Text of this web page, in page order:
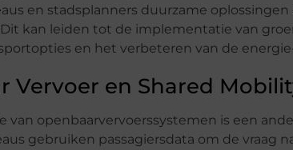
en stadsplanners duurzame
kan leiden tot de implementatie van
en het verbeteren van de
Vervoer en Shared
van openbaarvervoerssystemen is een
gebruiken passagiersdata om de vraag